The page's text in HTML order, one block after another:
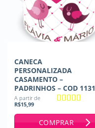
CANECA
PERSONALIZADA
CASAMENTO –
PADRINHOS – COD 1131
A partir de
R$15,99
COMPRAR